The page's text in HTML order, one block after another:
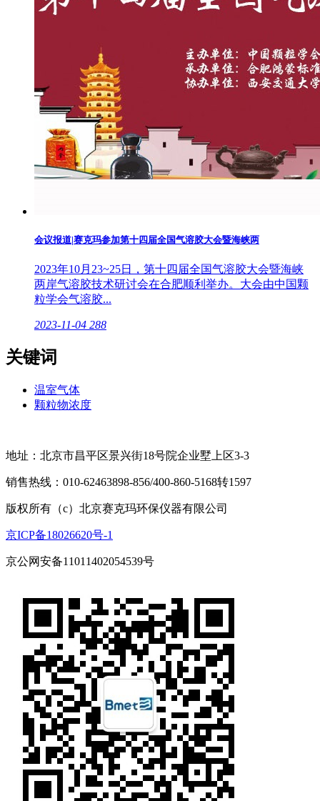
会议报道|赛克玛参加第十四届全国气溶胶大会暨海峡两
2023年10月23~25日，第十四届全国气溶胶大会暨海峡
两岸气溶胶技术研讨会在合肥顺利举办。大会由中国颗
粒学会气溶胶...
2023-11-04 288
关键词
温室气体
颗粒物浓度
地址：北京市昌平区景兴街18号院企业墅上区3-3
销售热线：010-62463898-856/400-860-5168转1597
版权所有（c）北京赛克玛环保仪器有限公司
京ICP备18026620号-1
京公网安备11011402054539号